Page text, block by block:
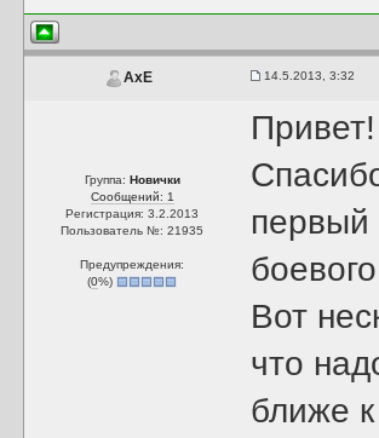
AxE 14.5.2013, 3:32
Группа: Новички
Сообщений: 1
Регистрация: 3.2.2013
Пользователь №: 21935
Предупреждения:
(0%)
Привет!
первый
Вот
что
ближе